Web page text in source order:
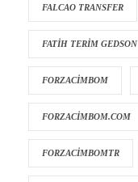
FALCAO TRANSFER
FATIH TERIM GEDSON
FORZACIMBOM
FORZACIMBOM.COM
FORZACIMBOMTR